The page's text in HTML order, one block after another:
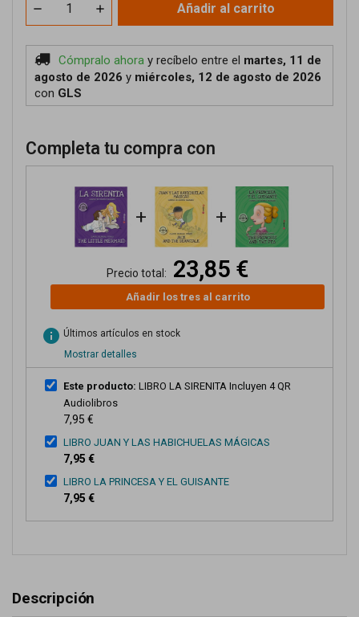
Añadir al carrito
Cómpralo ahora y recíbelo entre el martes, 11 de
agosto de 2026 y miércoles, 12 de agosto de 2026
con GLS
Completa tu compra con
+ +
Precio total: 23,85 €
Añadir los tres al carrito
info Últimos artículos en stock
Mostrar detalles
Este producto: LIBRO LA SIRENITA Incluyen 4 QR
Audiolibros
7,95 €
LIBRO JUAN Y LAS HABICHUELAS MÁGICAS
7,95 €
LIBRO LA PRINCESA Y EL GUISANTE
7,95 €
Descripción